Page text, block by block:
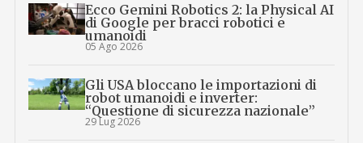
Ecco Gemini Robotics 2: la Physical AI
di Google per bracci robotici e
umanoidi
05 Ago 2026
Gli USA bloccano le importazioni di
robot umanoidi e inverter:
“Questione di sicurezza nazionale”
29 Lug 2026